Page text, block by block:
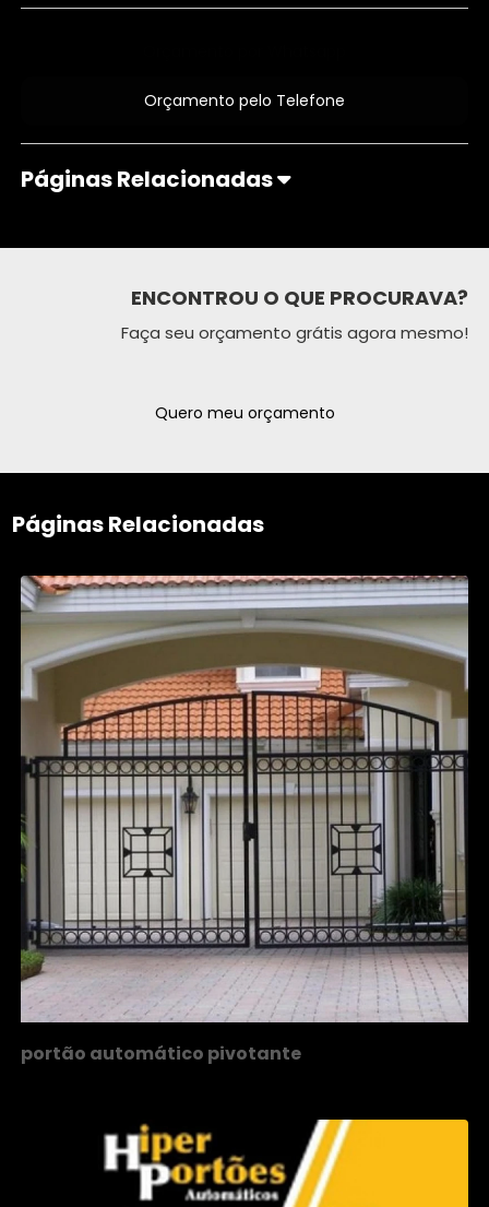
Orçamento pelo Telefone
Páginas Relacionadas
ENCONTROU O QUE PROCURAVA?
Faça seu orçamento grátis agora mesmo!
Quero meu orçamento
Páginas Relacionadas
portão automático pivotante